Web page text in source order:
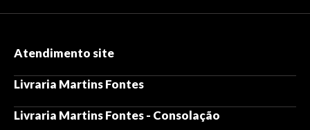
Atendimento site
Livraria Martins Fontes
Livraria Martins Fontes - Consolação